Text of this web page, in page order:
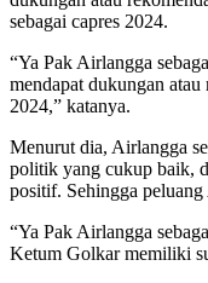
sebagai capres 2024.
“Ya Pak Airlangga
mendapat dukungan
2024,” katanya.
Menurut dia, Airlangga
politik yang cukup baik,
positif. Sehingga peluang
“Ya Pak Airlangga
Ketum Golkar memiliki